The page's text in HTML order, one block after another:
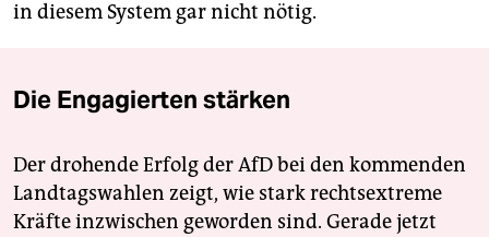
in diesem System gar nicht nötig.
Die Engagierten stärken
Der drohende Erfolg der AfD bei den kommenden
Landtagswahlen zeigt, wie stark rechtsextreme
Kräfte inzwischen geworden sind. Gerade jetzt